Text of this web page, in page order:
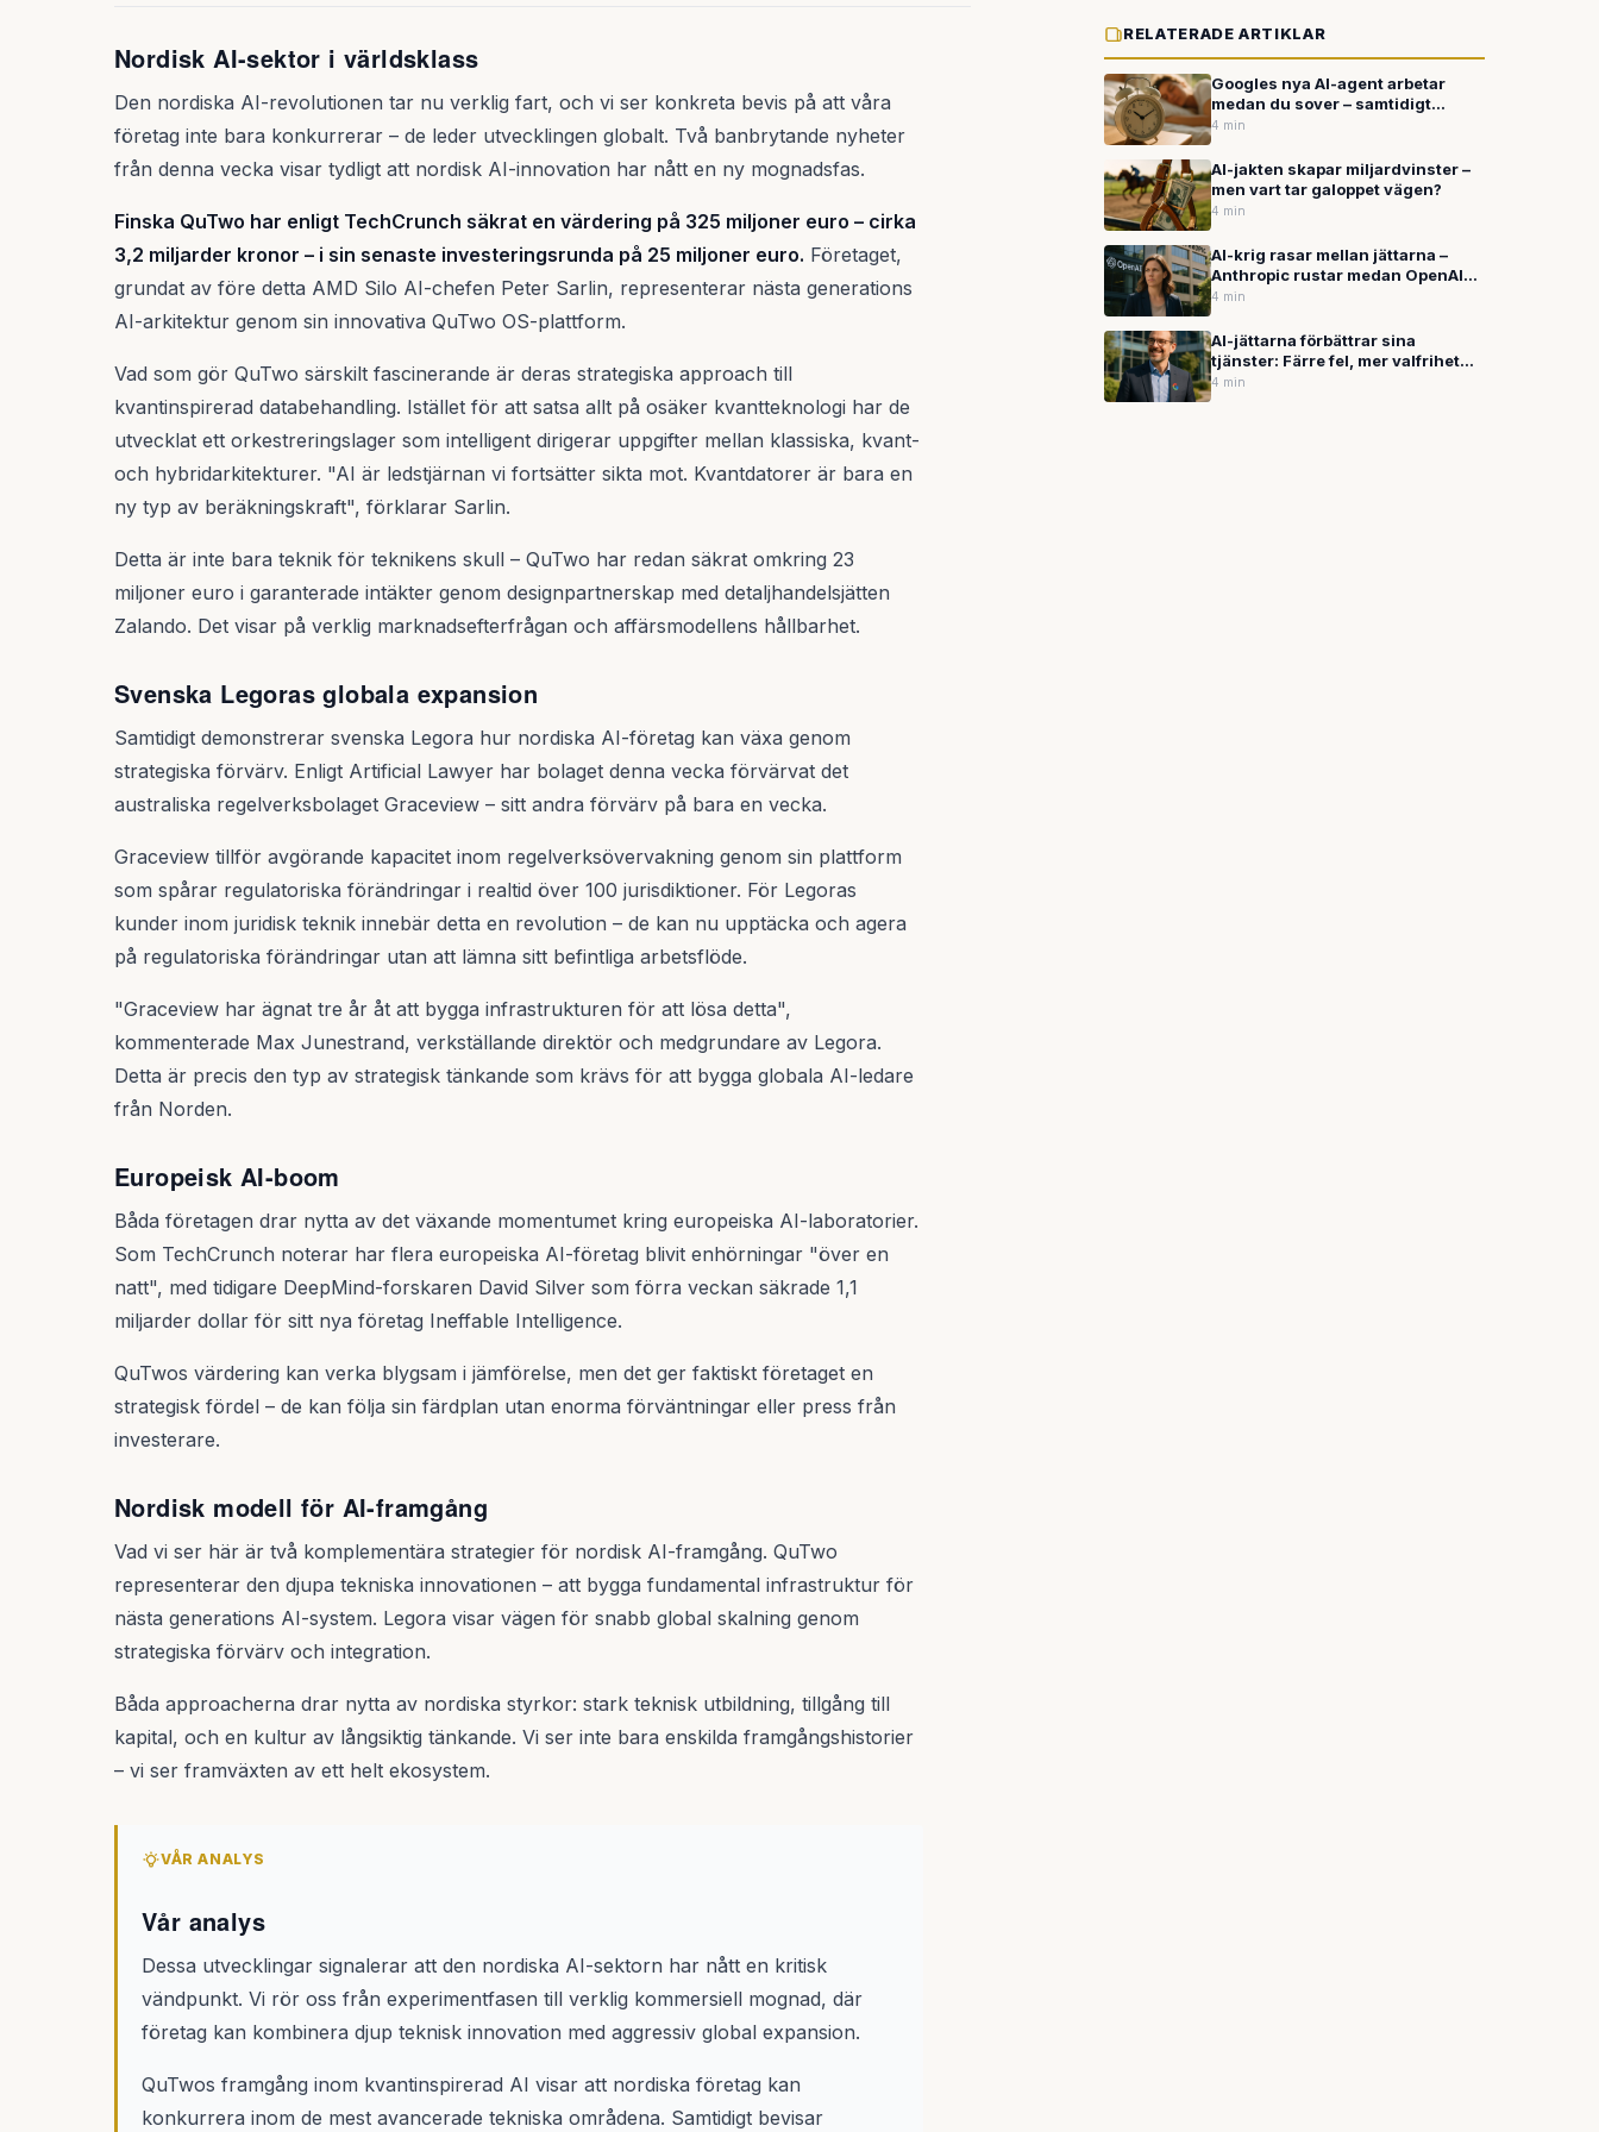
Nordisk AI-sektor i världsklass
Den nordiska AI-revolutionen tar nu verklig fart, och vi ser konkreta bevis på att våra
företag inte bara konkurrerar – de leder utvecklingen globalt. Två banbrytande nyheter
från denna vecka visar tydligt att nordisk AI-innovation har nått en ny mognadsfas.
Finska QuTwo har enligt TechCrunch säkrat en värdering på 325 miljoner euro – cirka
3,2 miljarder kronor – i sin senaste investeringsrunda på 25 miljoner euro. Företaget,
grundat av före detta AMD Silo AI-chefen Peter Sarlin, representerar nästa generations
AI-arkitektur genom sin innovativa QuTwo OS-plattform.
Vad som gör QuTwo särskilt fascinerande är deras strategiska approach till
kvantinspirerad databehandling. Istället för att satsa allt på osäker kvantteknologi har de
utvecklat ett orkestreringslager som intelligent dirigerar uppgifter mellan klassiska, kvant-
och hybridarkitekturer. "AI är ledstjärnan vi fortsätter sikta mot. Kvantdatorer är bara en
ny typ av beräkningskraft", förklarar Sarlin.
Detta är inte bara teknik för teknikens skull – QuTwo har redan säkrat omkring 23
miljoner euro i garanterade intäkter genom designpartnerskap med detaljhandelsjätten
Zalando. Det visar på verklig marknadsefterfrågan och affärsmodellens hållbarhet.
Svenska Legoras globala expansion
Samtidigt demonstrerar svenska Legora hur nordiska AI-företag kan växa genom
strategiska förvärv. Enligt Artificial Lawyer har bolaget denna vecka förvärvat det
australiska regelverksbolaget Graceview – sitt andra förvärv på bara en vecka.
Graceview tillför avgörande kapacitet inom regelverksövervakning genom sin plattform
som spårar regulatoriska förändringar i realtid över 100 jurisdiktioner. För Legoras
kunder inom juridisk teknik innebär detta en revolution – de kan nu upptäcka och agera
på regulatoriska förändringar utan att lämna sitt befintliga arbetsflöde.
"Graceview har ägnat tre år åt att bygga infrastrukturen för att lösa detta",
kommenterade Max Junestrand, verkställande direktör och medgrundare av Legora.
Detta är precis den typ av strategisk tänkande som krävs för att bygga globala AI-ledare
från Norden.
Europeisk AI-boom
Båda företagen drar nytta av det växande momentumet kring europeiska AI-laboratorier.
Som TechCrunch noterar har flera europeiska AI-företag blivit enhörningar "över en
natt", med tidigare DeepMind-forskaren David Silver som förra veckan säkrade 1,1
miljarder dollar för sitt nya företag Ineffable Intelligence.
QuTwos värdering kan verka blygsam i jämförelse, men det ger faktiskt företaget en
strategisk fördel – de kan följa sin färdplan utan enorma förväntningar eller press från
investerare.
Nordisk modell för AI-framgång
Vad vi ser här är två komplementära strategier för nordisk AI-framgång. QuTwo
representerar den djupa tekniska innovationen – att bygga fundamental infrastruktur för
nästa generations AI-system. Legora visar vägen för snabb global skalning genom
strategiska förvärv och integration.
Båda approacherna drar nytta av nordiska styrkor: stark teknisk utbildning, tillgång till
kapital, och en kultur av långsiktig tänkande. Vi ser inte bara enskilda framgångshistorier
– vi ser framväxten av ett helt ekosystem.
VÅR ANALYS
Vår analys
Dessa utvecklingar signalerar att den nordiska AI-sektorn har nått en kritisk
vändpunkt. Vi rör oss från experimentfasen till verklig kommersiell mognad, där
företag kan kombinera djup teknisk innovation med aggressiv global expansion.
QuTwos framgång inom kvantinspirerad AI visar att nordiska företag kan
konkurrera inom de mest avancerade tekniska områdena. Samtidigt bevisar
RELATERADE ARTIKLAR
Googles nya AI-agent arbetar
medan du sover – samtidigt
kräver andra AI-funktioner 4 GB
4 min
AI-jakten skapar miljardvinster –
men vart tar galoppet vägen?
4 min
AI-krig rasar mellan jättarna –
Anthropic rustar medan OpenAI
skakas av rättsstrider
4 min
AI-jättarna förbättrar sina
tjänster: Färre fel, mer valfrihet
och personanpassning
4 min